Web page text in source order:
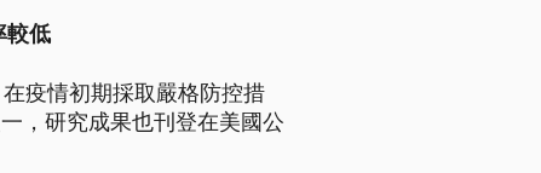
較低
疫情初期採取嚴格防控措
，研究成果也刊登在美國公